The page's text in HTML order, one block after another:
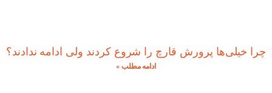
چرا خیلی‌ها پرورش قارچ را شروع کردند ولی ادامه ندادند؟
ادامه مطلب »